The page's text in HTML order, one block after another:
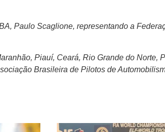
Paulo Scaglione, representando a
Piauí, Ceará, Rio Grande do Norte,
Brasileira de Pilotos de